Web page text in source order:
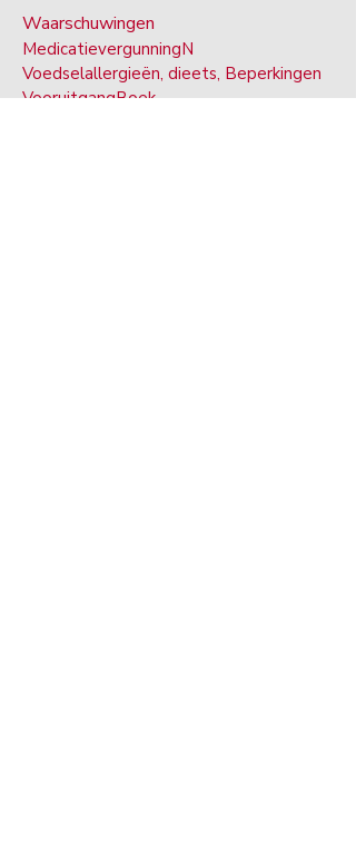
Waarschuwingen
MedicatievergunningN
Voedselallergieën, dieets, Beperkingen
VooruitgangBoek